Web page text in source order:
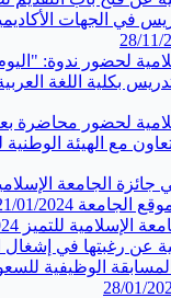
في الجهات
28/11/
لحضور ندوة:
بكلية اللغة
لحضور محاضرة
مع الهيئة
جائزة الجامعة
الجامعة 01/2024
الإسلامية للتميز
عن رغبتها في
الوظيفية
28/01/